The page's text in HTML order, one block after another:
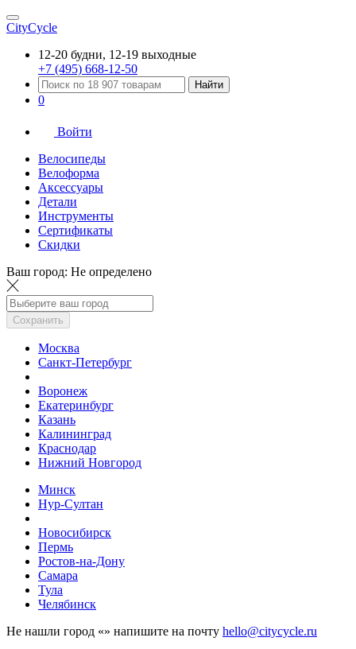
CityCycle
12-20 будни, 12-19 выходные
+7 (495) 668-12-50
Найти
0
Войти
Велосипеды
Велоформа
Аксессуары
Детали
Инструменты
Сертификаты
Скидки
Ваш город: Не определено
Сохранить
Москва
Санкт-Петербург
Воронеж
Екатеринбург
Казань
Калининград
Краснодар
Нижний Новгород
Минск
Нур-Султан
Новосибирск
Пермь
Ростов-на-Дону
Самара
Тула
Челябинск
Не нашли город «» напишите на почту hello@citycycle.ru